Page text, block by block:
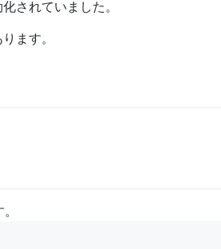
されていました。
ます。